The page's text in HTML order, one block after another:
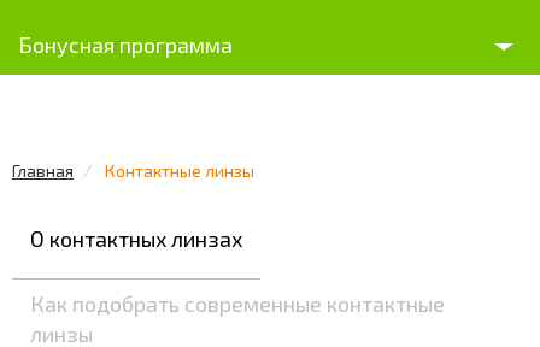
Бонусная программа
Главная Контактные линзы
О контактных линзах
Как подобрать современные контактные
линзы